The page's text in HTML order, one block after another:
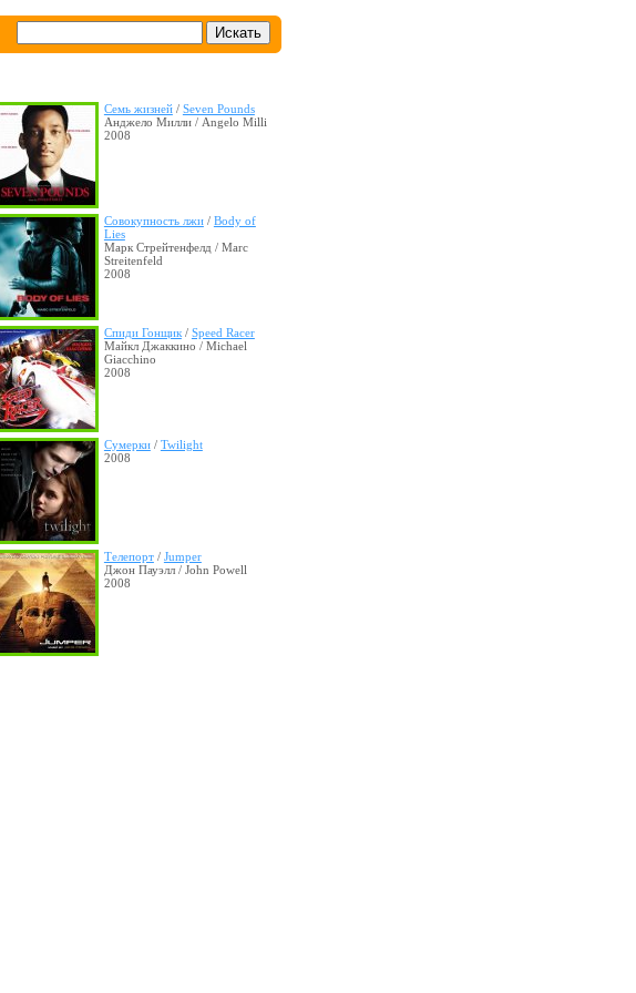
Семь жизней/ Seven Pounds
Анджело Милли / Angelo Milli
2008
Совокупность лжи/ Body of
Lies
Марк Стрейтенфелд / Marc
Streitenfeld
2008
Спиди Гонщик/ Speed Racer
Майкл Джаккино / Michael
Giacchino
2008
Сумерки/ Twilight
2008
Телепорт/ Jumper
Джон Пауэлл / John Powell
2008